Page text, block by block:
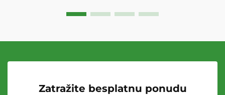
Zatražite besplatnu ponudu